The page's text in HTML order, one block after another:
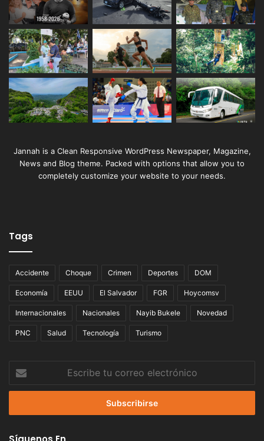
Jannah is a Clean Responsive WordPress Newspaper, Magazine,
News and Blog theme. Packed with options that allow you to
completely customize your website to your needs.
Tags
Accidente Choque Crimen Deportes DOM
Economía EEUU El Salvador FGR Hoycomsv
Internacionales Nacionales Nayib Bukele Novedad
PNC Salud Tecnología Turismo
tu
correo